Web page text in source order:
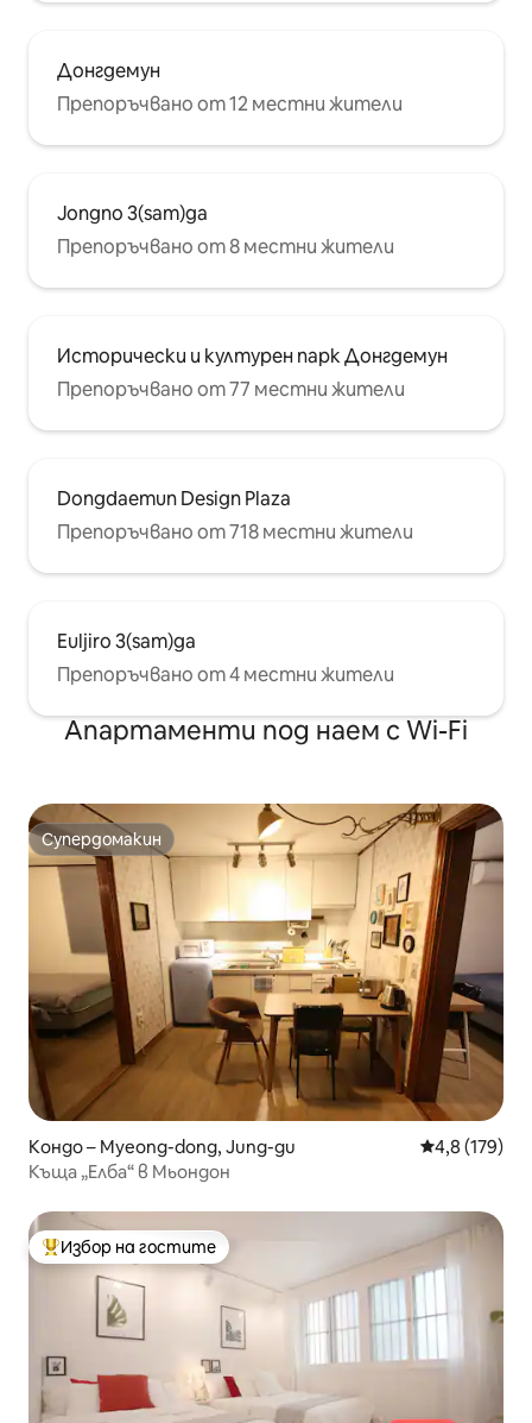
Донгдемун
Препоръчвано от 12 местни жители
Jongno 3(sam)ga
Препоръчвано от 8 местни жители
Исторически и културен парк Донгдемун
Препоръчвано от 77 местни жители
Dongdaemun Design Plaza
Препоръчвано от 718 местни жители
Euljiro 3(sam)ga
Препоръчвано от 4 местни жители
Апартаменти под наем с Wi-Fi
Супердомакин
Супердомакин
Кондо – Myeong-dong, Jung-gu Средна
4,8 (179)
Къща „Елба“ в Мьондон
Най-популярен избор на гостите
Избор на гостите